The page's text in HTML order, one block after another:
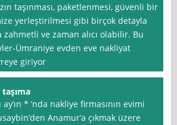
taşınması, paketlenmesi, güvenli bir
yerleştirilmesi gibi birçok detayla
ve zaman alıcı olabilir. Bu
Ümraniye evden eve nakliyat
giriyor
taşıma
ay’ın * ’nda nakliye firmasının evimi
Anamur’a çıkmak üzere